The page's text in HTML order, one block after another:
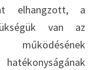
elhangzott, a
van az